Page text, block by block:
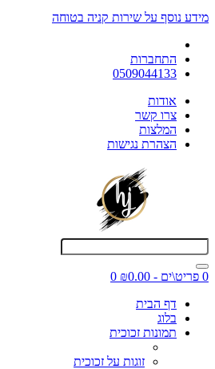
מידע נוסף על שירות קניה בטוחה
התחברות
0509044133
אודות
צרו קשר
המלצות
הצהרת נגישות
0 פריט\ים - ₪0.00
0
דף הבית
בלוג
תמונות זכוכית
זוגות על זכוכית